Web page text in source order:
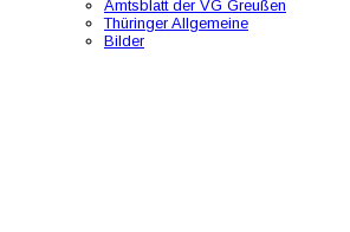
Amtsblatt der VG Greußen
Thüringer Allgemeine
Bilder